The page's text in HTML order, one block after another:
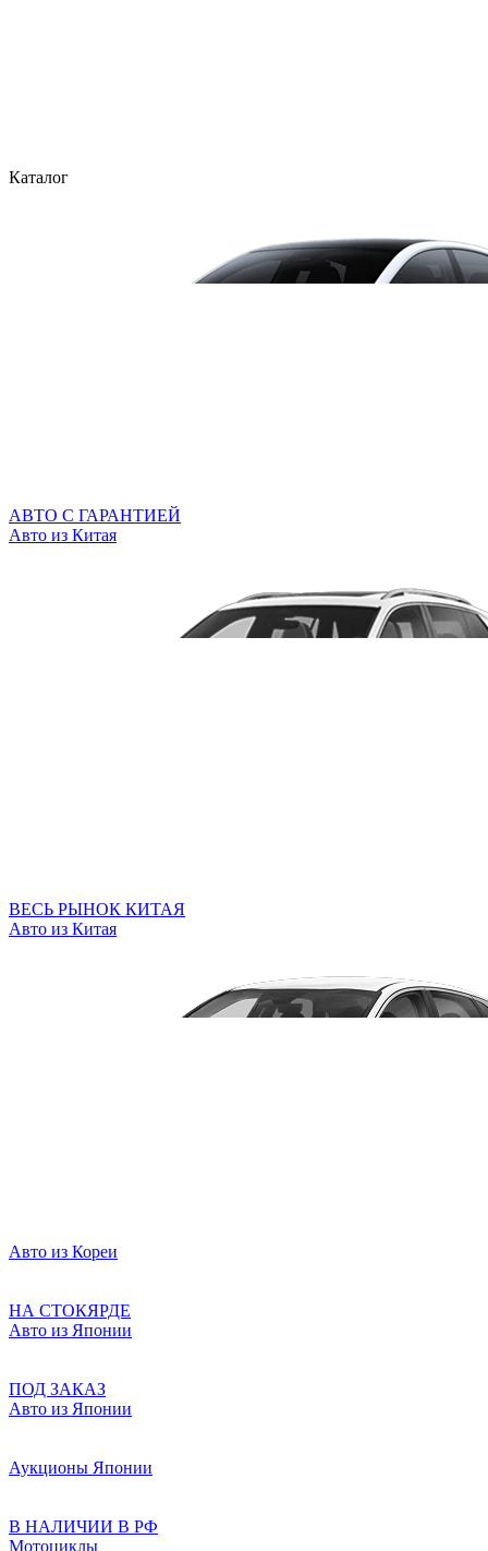
Каталог
АВТО С ГАРАНТИЕЙ
Авто из Китая
ВЕСЬ РЫНОК КИТАЯ
Авто из Китая
Авто из Кореи
НА СТОКЯРДЕ
Авто из Японии
ПОД ЗАКАЗ
Авто из Японии
Аукционы Японии
В НАЛИЧИИ В РФ
Мотоциклы